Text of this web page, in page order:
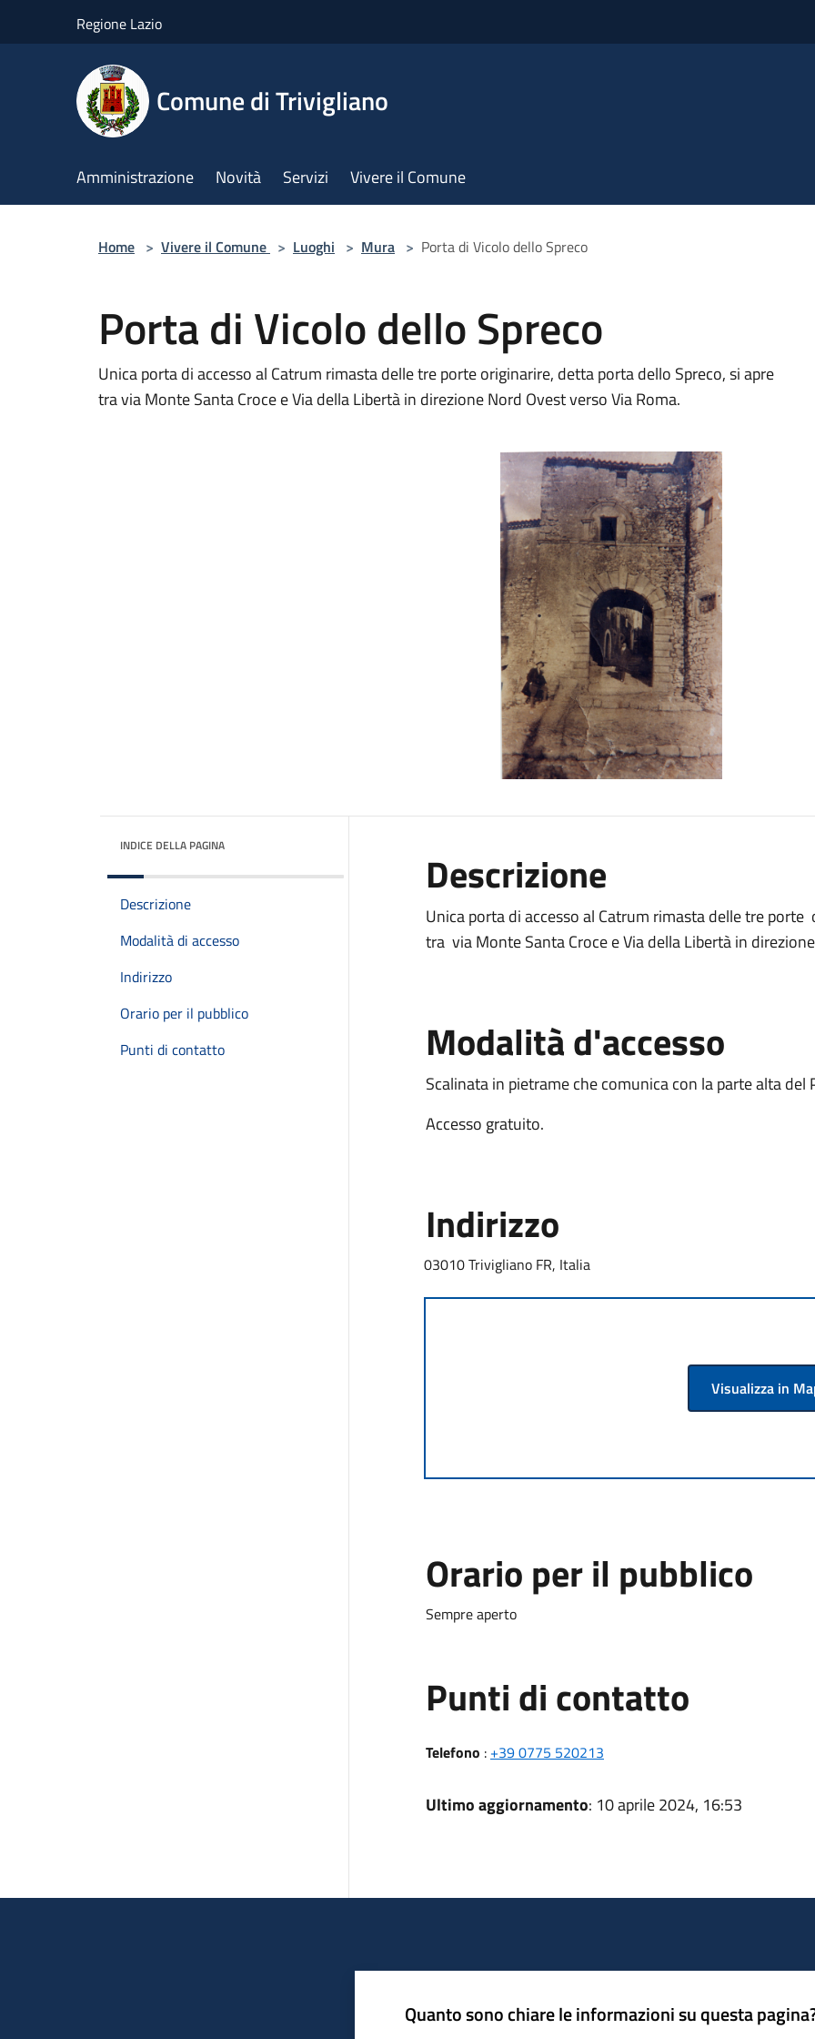
Regione Lazio
Comune di Trivigliano
Amministrazione Novità Servizi Vivere il Comune
Home > Vivere il Comune > Luoghi > Mura > Porta di Vicolo dello Spreco
Porta di Vicolo dello Spreco
Unica porta di accesso al Catrum rimasta delle tre porte originarire, detta porta dello Spreco, si apre
tra via Monte Santa Croce e Via della Libertà in direzione Nord Ovest verso Via Roma.
INDICE DELLA PAGINA
Descrizione
Modalità di accesso
Indirizzo
Orario per il pubblico
Punti di contatto
Descrizione
Unica porta di accesso al Catrum rimasta delle tre
tra via Monte Santa Croce e Via della Libertà in
Modalità d'accesso
Scalinata in pietrame che comunica con la parte alta del
Accesso gratuito.
Indirizzo
03010 Trivigliano FR, Italia
Visualizza in
Orario per il pubblico
Sempre aperto
Punti di contatto
Telefono : +39 0775 520213
Ultimo aggiornamento: 10 aprile 2024, 16:53
Quanto sono chiare le informazioni su questa